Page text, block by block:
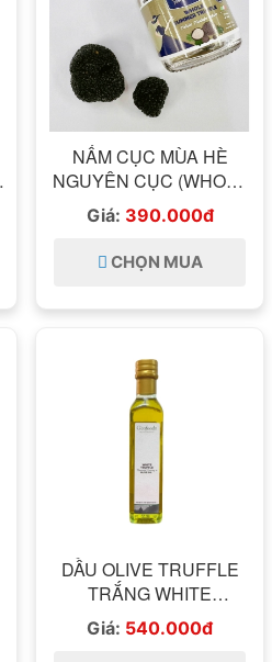
NẤM CỤC MÙA HÈ
NGUYÊN CỤC (WHOLE
SUMMER TRUFFLE –
ONLY TRUFFLE –
GIULIANO TARTUFI) LA
SICILIA 25G
Giá: 390.000đ
CHỌN MUA
DẦU OLIVE TRUFFLE
TRẮNG WHITE
TRUFFLE FLAVOURED
DRESSING IN OLIVE OIL
Giá: 540.000đ